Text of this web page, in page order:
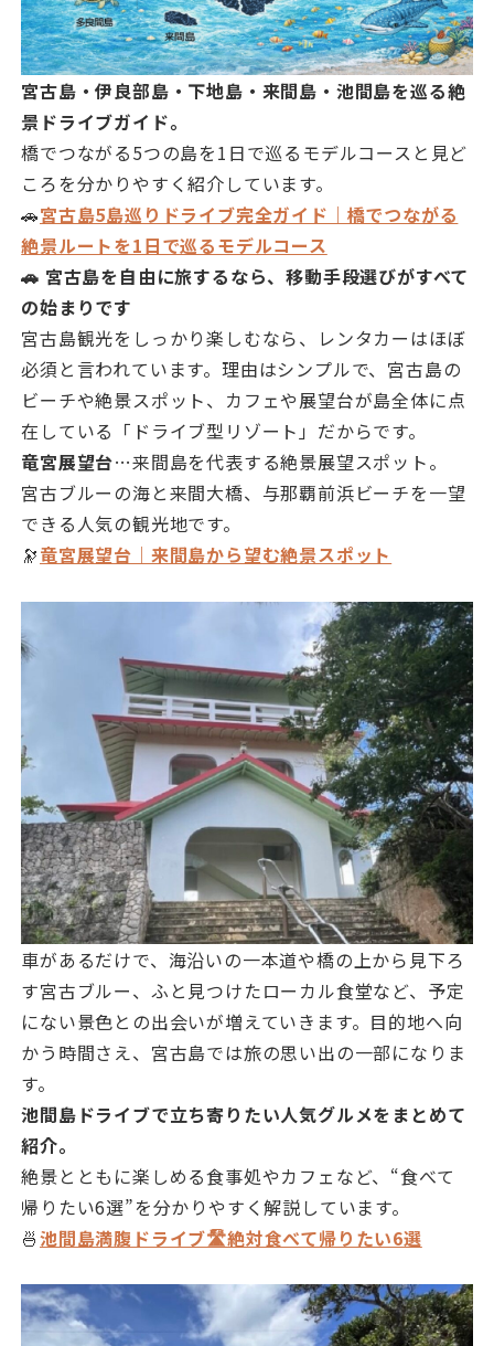
宮古島・伊良部島・下地島・来間島・池間島を巡る絶
景ドライブガイド。
橋でつながる5つの島を1日で巡るモデルコースと見ど
ころを分かりやすく紹介しています。
🚗宮古島5島巡りドライブ完全ガイド｜橋でつながる
絶景ルートを1日で巡るモデルコース
🚗 宮古島を自由に旅するなら、移動手段選びがすべて
の始まりです
宮古島観光をしっかり楽しむなら、レンタカーはほぼ
必須と言われています。理由はシンプルで、宮古島の
ビーチや絶景スポット、カフェや展望台が島全体に点
在している「ドライブ型リゾート」だからです。
竜宮展望台…来間島を代表する絶景展望スポット。
宮古ブルーの海と来間大橋、与那覇前浜ビーチを一望
できる人気の観光地です。
🔭竜宮展望台｜来間島から望む絶景スポット
車があるだけで、海沿いの一本道や橋の上から見下ろ
す宮古ブルー、ふと見つけたローカル食堂など、予定
にない景色との出会いが増えていきます。目的地へ向
かう時間さえ、宮古島では旅の思い出の一部になりま
す。
池間島ドライブで立ち寄りたい人気グルメをまとめて
紹介。
絶景とともに楽しめる食事処やカフェなど、“食べて
帰りたい6選”を分かりやすく解説しています。
🍜池間島満腹ドライブ🛣️絶対食べて帰りたい6選